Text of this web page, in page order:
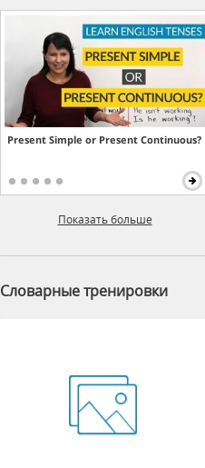
Present Simple or Present Continuous?
Показать больше
Словарные тренировки